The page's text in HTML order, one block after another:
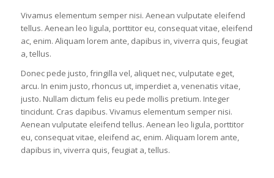
Vivamus elementum semper nisi. Aenean vulputate eleifend
tellus. Aenean leo ligula, porttitor eu, consequat vitae, eleifend
ac, enim. Aliquam lorem ante, dapibus in, viverra quis, feugiat
a, tellus.
Donec pede justo, fringilla vel, aliquet nec, vulputate eget,
arcu. In enim justo, rhoncus ut, imperdiet a, venenatis vitae,
justo. Nullam dictum felis eu pede mollis pretium. Integer
tincidunt. Cras dapibus. Vivamus elementum semper nisi.
Aenean vulputate eleifend tellus. Aenean leo ligula, porttitor
eu, consequat vitae, eleifend ac, enim. Aliquam lorem ante,
dapibus in, viverra quis, feugiat a, tellus.